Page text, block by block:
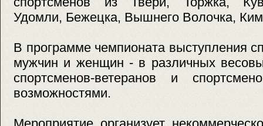
Удомли, Бежецка, Вышнего Волочка,
В программе чемпионата выступления
мужчин и женщин - в различных
спортсменов-ветеранов и
возможностями.